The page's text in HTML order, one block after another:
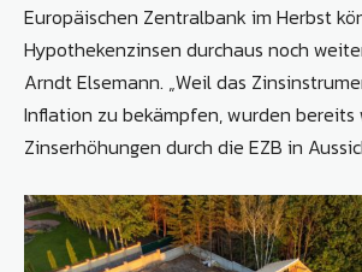
Europäischen Zentralbank im Herbst
Hypothekenzinsen durchaus noch
Arndt Elsemann. „Weil das
Inflation zu bekämpfen, wurden bereits
Zinserhöhungen durch die EZB in